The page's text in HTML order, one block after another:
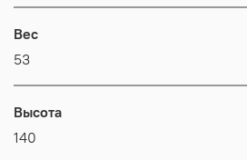
Вес
53
Высота
140